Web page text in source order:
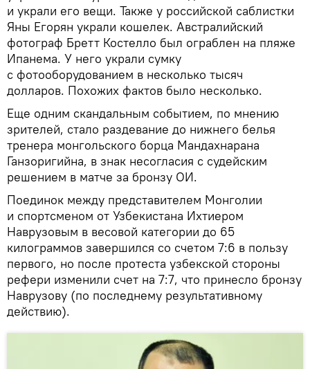
и украли его вещи. Также у российской саблистки
Яны Егорян украли кошелек. Австралийский
фотограф Бретт Костелло был ограблен на пляже
Ипанема. У него украли сумку
с фотооборудованием в несколько тысяч
долларов. Похожих фактов было несколько.
Еще одним скандальным событием, по мнению
зрителей, стало раздевание до нижнего белья
тренера монгольского борца Мандахнарана
Ганзоригийна, в знак несогласия с судейским
решением в матче за бронзу ОИ.
Поединок между представителем Монголии
и спортсменом от Узбекистана Ихтиером
Наврузовым в весовой категории до 65
килограммов завершился со счетом 7:6 в пользу
первого, но после протеста узбекской стороны
рефери изменили счет на 7:7, что принесло бронзу
Наврузову (по последнему результативному
действию).